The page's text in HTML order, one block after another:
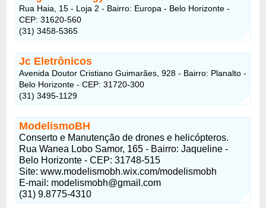
Rua Haia, 15 - Loja 2 - Bairro: Europa - Belo Horizonte -
CEP: 31620-560
(31) 3458-5365
Jc Eletrônicos
Avenida Doutor Cristiano Guimarães, 928 - Bairro: Planalto -
Belo Horizonte - CEP: 31720-300
(31) 3495-1129
ModelismoBH
Conserto e Manutenção de drones e helicópteros.
Rua Wanea Lobo Samor, 165 - Bairro: Jaqueline -
Belo Horizonte - CEP: 31748-515
Site: www.modelismobh.wix.com/modelismobh
E-mail: modelismobh@gmail.com
(31) 9.8775-4310